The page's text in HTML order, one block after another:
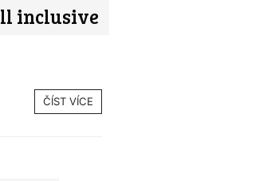
inclusive
ČÍST VÍCE